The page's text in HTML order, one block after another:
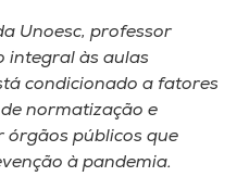
Unoesc, professor
integral às aulas
condicionado a fatores
normatização e
órgãos públicos que
à pandemia.